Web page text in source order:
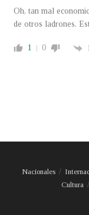
Oh, tan mal
de otros ladrones.
1 0
Nacionales
Cultura